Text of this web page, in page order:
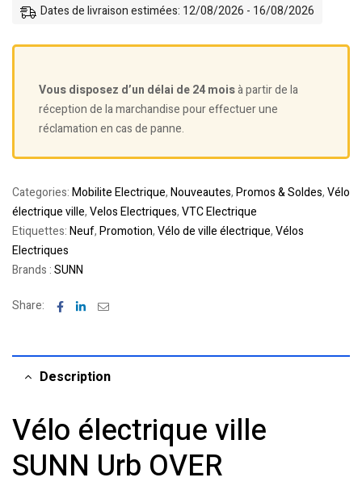
Dates de livraison estimées: 12/08/2026 - 16/08/2026
Vous disposez d’un délai de 24 moisà partir de la
réception de la marchandise pour effectuer une
réclamation en cas de panne.
Categories:Mobilite Electrique,Nouveautes,Promos & Soldes,Vélo
électrique ville,Velos Electriques,VTC Electrique
Etiquettes:Neuf,Promotion,Vélo de ville électrique,Vélos
Electriques
Brands :SUNN
Share: Facebook
LinkedinEmail
Description
Vélo électrique ville
SUNN Urb OVER